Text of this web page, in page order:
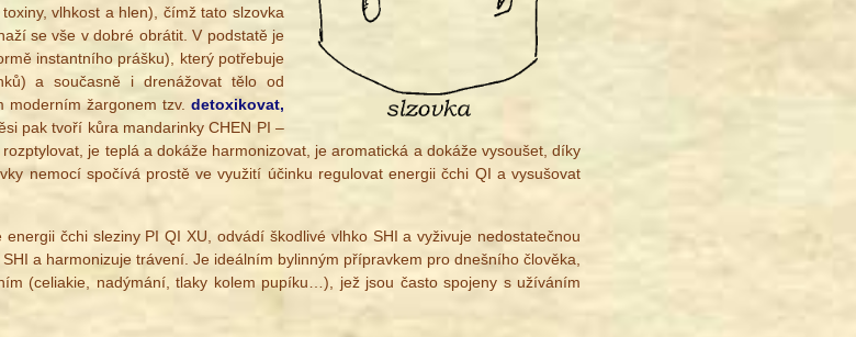
vlhkost a hlen), čímž tato slzovka
se vše v dobré obrátit. V podstatě je
instantního prášku), který potřebuje
a současně i drenážovat tělo od
moderním žargonem tzv. detoxikovat,
pak tvoří kůra mandarinky CHEN PI –
je teplá a dokáže harmonizovat, je aromatická a dokáže vysoušet, díky
nemocí spočívá prostě ve využití účinku regulovat energii čchi QI a vysušovat
energii čchi sleziny PI QI XU, odvádí škodlivé vlhko SHI a vyživuje nedostatečnou
a harmonizuje trávení. Je ideálním bylinným přípravkem pro dnešního člověka,
(celiakie, nadýmání, tlaky kolem pupíku…), jež jsou často spojeny s užíváním